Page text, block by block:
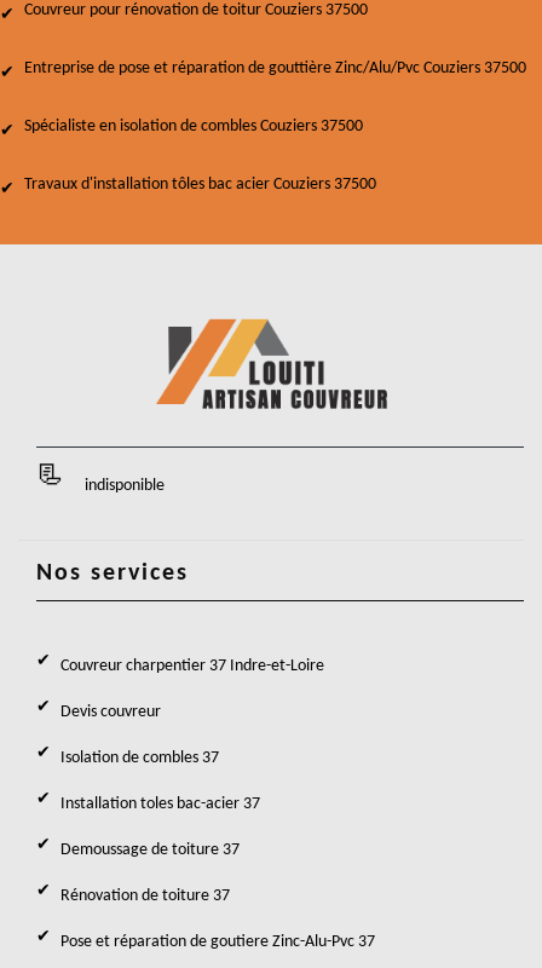
Couvreur pour rénovation de toitur Couziers 37500
Entreprise de pose et réparation de gouttière Zinc/Alu/Pvc Couziers 37500
Spécialiste en isolation de combles Couziers 37500
Travaux d'installation tôles bac acier Couziers 37500
indisponible
Nos services
Couvreur charpentier 37 Indre-et-Loire
Devis couvreur
Isolation de combles 37
Installation toles bac-acier 37
Demoussage de toiture 37
Rénovation de toiture 37
Pose et réparation de goutiere Zinc-Alu-Pvc 37